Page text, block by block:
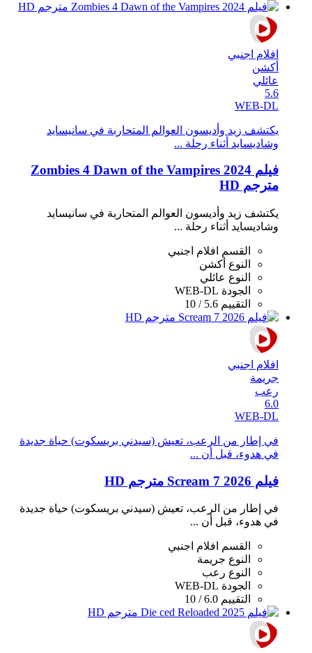
افلام اجنبي
أكشن
عائلي
5.6
WEB-DL
يكتشف زيد وأديسون العوالم المتحاربة في سانيسايد
وشاديسايد أثناء رحلة ...
فيلم Zombies 4 Dawn of the Vampires 2024
مترجم HD
يكتشف زيد وأديسون العوالم المتحاربة في سانيسايد
وشاديسايد أثناء رحلة ...
القسم
افلام اجنبي
النوع أكشن
النوع عائلي
الجودة WEB-DL
التقييم 5.6 / 10
افلام اجنبي
جريمة
رعب
6.0
WEB-DL
في إطار من الرعب، تعيش (سيدني بريسكوت) حياة جديدة
في هدوء، قبل أن ...
فيلم Scream 7 2026 مترجم HD
في إطار من الرعب، تعيش (سيدني بريسكوت) حياة جديدة
في هدوء، قبل أن ...
القسم افلام اجنبي
النوع جريمة
النوع رعب
الجودة WEB-DL
التقييم 6.0 / 10